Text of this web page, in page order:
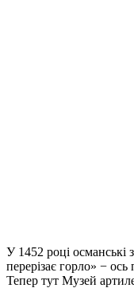
У 1452 році османські
перерізає горло» −
Тепер тут Музей